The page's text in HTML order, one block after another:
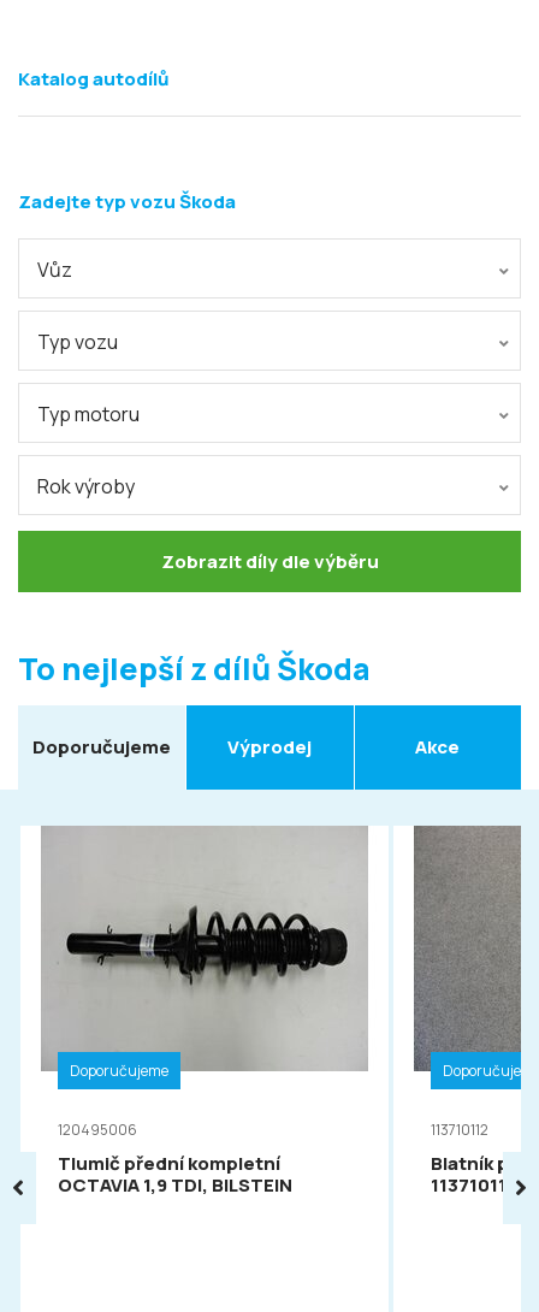
Zadejte typ vozu Škoda
Vůz
Typ vozu
Typ motoru
Rok výroby
Zobrazit díly dle výběru
Katalog autodílů
To nejlepší z dílů Škoda
Doporučujeme Výprodej Akce
Doporučujeme
120495006
Tlumič přední kompletní
OCTAVIA 1,9 TDI, BILSTEIN
113710112
Blatník
113710112